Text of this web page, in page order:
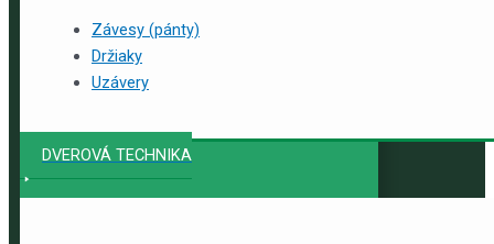
Závesy (pánty)
Držiaky
Uzávery
DVEROVÁ TECHNIKA